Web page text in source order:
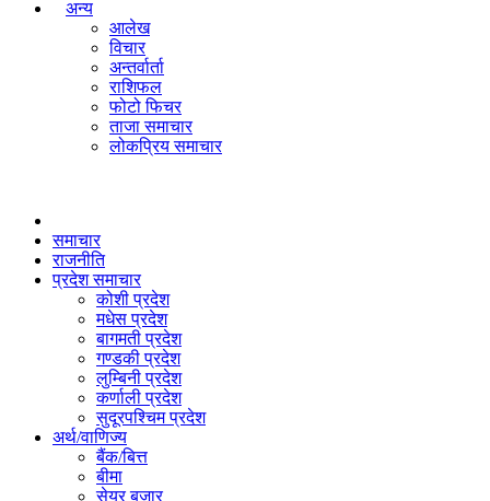
अन्य
आलेख
विचार
अन्तर्वार्ता
राशिफल
फोटो फिचर
ताजा समाचार
लोकप्रिय समाचार
समाचार
राजनीति
प्रदेश समाचार
कोशी प्रदेश
मधेस प्रदेश
बागमती प्रदेश
गण्डकी प्रदेश
लुम्बिनी प्रदेश
कर्णाली प्रदेश
सुदूरपश्चिम प्रदेश
अर्थ/वाणिज्य
बैंक/बित्त
बीमा
सेयर बजार